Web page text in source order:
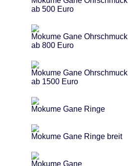
ab 500 Euro
Mokume Gane Ohrschmuck
ab 800 Euro
Mokume Gane Ohrschmuck
ab 1500 Euro
Mokume Gane Ringe
Mokume Gane Ringe breit
Mokume Gane